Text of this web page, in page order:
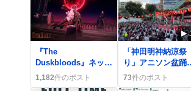
『The
Duskbloods』ネット
ワークテスト当選発
表、ファン歓喜の声
1,182件のポスト
「神田明神納涼祭
り」アニソン盆踊
が大盛況、みんな
「最高です！」と歓
73件のポスト